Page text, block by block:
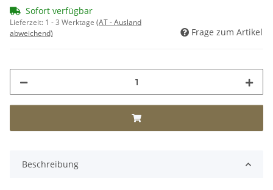
Sofort verfügbar
Lieferzeit: 1 - 3 Werktage (AT - Ausland
abweichend)
Frage zum Artikel
Beschreibung